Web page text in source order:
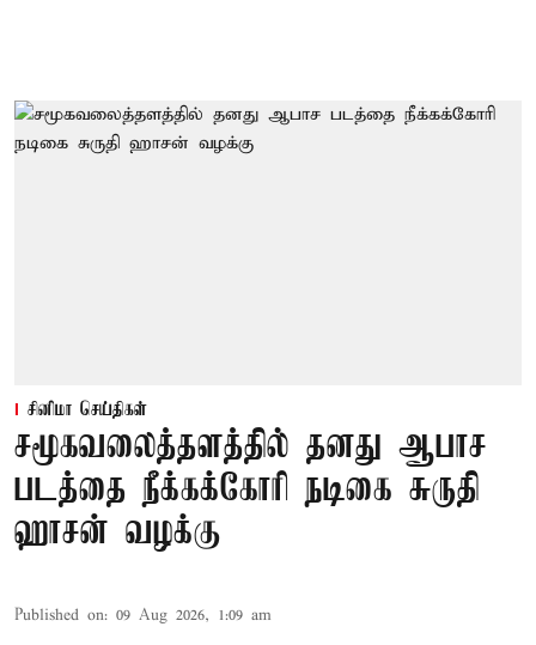
சினிமா செய்திகள்
சமூகவலைத்தளத்தில் தனது ஆபாச
படத்தை நீக்கக்கோரி நடிகை சுருதி
ஹாசன் வழக்கு
Published on: 09 Aug 2026, 1:09 am